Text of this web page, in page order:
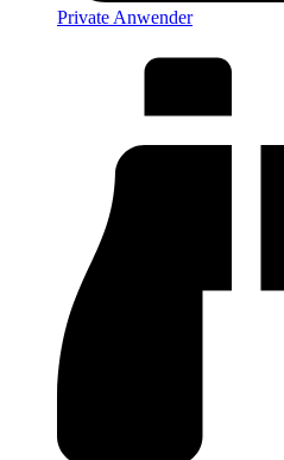
Private Anwender